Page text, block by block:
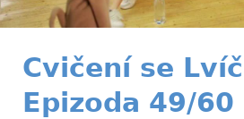
Cvičení se
Epizoda 49/60